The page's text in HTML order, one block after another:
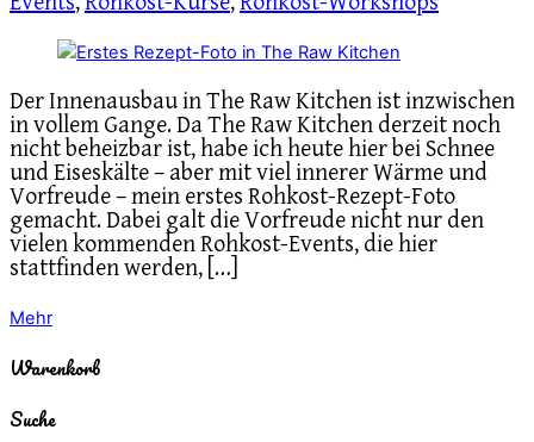
Der Innenausbau in The Raw Kitchen ist inzwischen
in vollem Gange. Da The Raw Kitchen derzeit noch
nicht beheizbar ist, habe ich heute hier bei Schnee
und Eiseskälte – aber mit viel innerer Wärme und
Vorfreude – mein erstes Rohkost-Rezept-Foto
gemacht. Dabei galt die Vorfreude nicht nur den
vielen kommenden Rohkost-Events, die hier
stattfinden werden, […]
Mehr
Warenkorb
Suche